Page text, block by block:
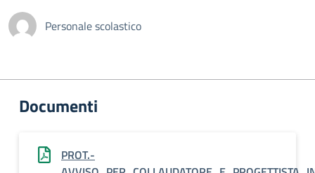
Personale scolastico
Documenti
PROT.-